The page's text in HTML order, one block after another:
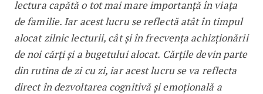
lectura capătă o tot mai mare importanță în viața
de familie. Iar acest lucru se reflectă atât în timpul
alocat zilnic lecturii, cât și în frecvența achizționării
de noi cărți și a bugetului alocat. Cărțile devin parte
din rutina de zi cu zi, iar acest lucru se va reflecta
direct în dezvoltarea cognitivă și emoțională a